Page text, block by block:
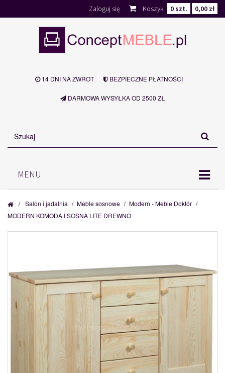
Koszyk 0szt. 0,00 zł
Zaloguj się
14 DNI NA ZWROT BEZPIECZNE PŁATNOŚCI
DARMOWA WYSYŁKA OD 2500 ZŁ
MENU
/ Salon i jadalnia / Meble sosnowe / Modern - Meble Doktór /
MODERN KOMODA I SOSNA LITE DREWNO